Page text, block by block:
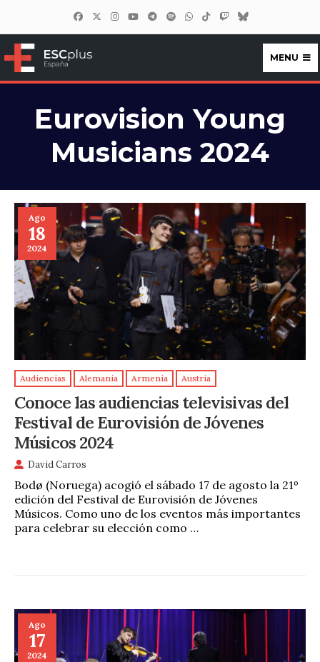
ESCplus España
MENU
Eurovision Young
Musicians 2024
Ago
18
2024
Audiencias Alemania Armenia Austria
Conoce las audiencias televisivas del
Festival de Eurovisión de Jóvenes
Músicos 2024
David Carros
Bodø (Noruega) acogió el sábado 17 de agosto la 21º
edición del Festival de Eurovisión de Jóvenes
Músicos. Como uno de los eventos más importantes
para celebrar su elección como …
Ago
17
2024